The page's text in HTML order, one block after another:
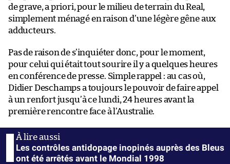
de grave, a priori, pour le milieu de terrain du Real,
simplement ménagé en raison d’une légère gêne aux
adducteurs.
Pas de raison de s’inquiéter donc, pour le moment,
pour celui qui était tout sourire il y a quelques heures
en conférence de presse. Simple rappel : au cas où,
Didier Deschamps a toujours le pouvoir de faire appel
à un renfort jusqu’à ce lundi, 24 heures avant la
première rencontre face à l’Australie.
Les contrôles antidopage inopinés auprès des Bleus
ont été arrêtés avant le Mondial 1998